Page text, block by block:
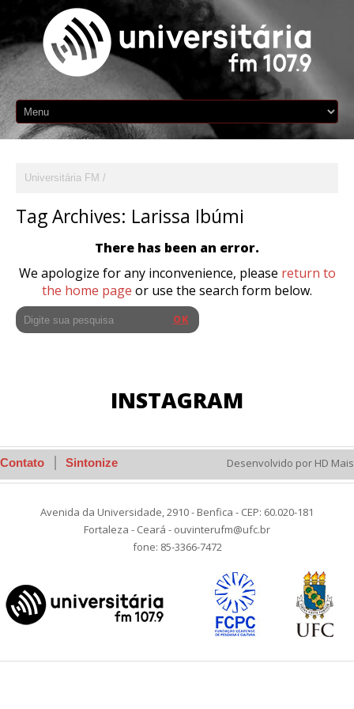
Universitária FM
Tag Archives: Larissa Ibúmi
There has been an error.
We apologize for any inconvenience, please return to
the home page or use the search form below.
INSTAGRAM
Contato Sintonize Desenvolvido por HD Mais
Avenida da Universidade, 2910 - Benfica - CEP: 60.020-181
Fortaleza - Ceará - ouvinterufm@ufc.br
fone: 85-3366-7472